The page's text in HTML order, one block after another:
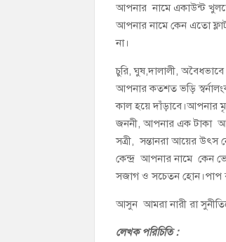
আপনার নামে একাউন্ট
আপনার নামে কেন এতো
না।
চুরি, ঘুষ,দালালী,
আপনার কতশত ভড়ি
কাল হয়ে দাঁড়াবে।আপনার
জননী, আপনার এক টাকা
সত্রী, সন্তানরা আয়ের উৎস
কেন্দ্র আপনার নামে কেন
সজাগ ও সচেতন হোন।পাপ
আসুন আমরা নারী রা
লেখক পরিচিতি :